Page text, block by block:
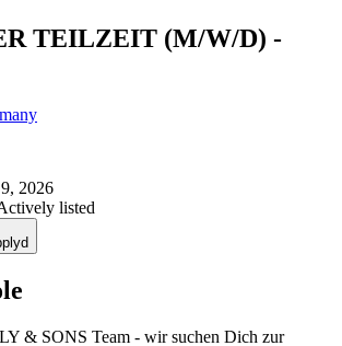
TEILZEIT (M/W/D) -
2026
listed
& SONS Team - wir suchen Dich zur